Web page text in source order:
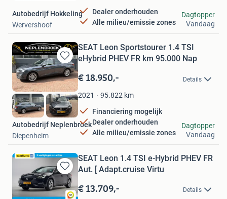
Dealer onderhouden
Alle milieu/emissie zones
Autobedrijf Hokkeling
Wervershoof
Dagtopper
Vandaag
Bewaren
in
Mijn
Favorieten
SEAT Leon Sportstourer 1.4 TSI
eHybrid PHEV FR km 95.000 Nap
€ 18.950,- Details
2021 95.822 km
Financiering mogelijk
Dealer onderhouden
Alle milieu/emissie zones
Autobedrijf Neplenbroek
Diepenheim
Dagtopper
Vandaag
Bewaren
in
Mijn
SEAT Leon 1.4 TSI e-Hybrid PHEV FR
Aut. [ Adapt.cruise Virtu
€ 13.709,- Details